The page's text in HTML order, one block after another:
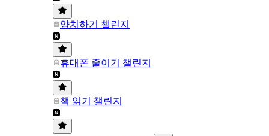
양치하기 챌린지
휴대폰 줄이기 챌린지
책 읽기 챌린지